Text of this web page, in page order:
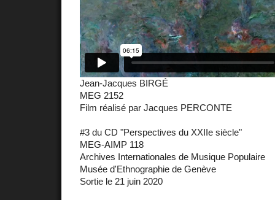
Jean-Jacques BIRGÉ
MEG 2152
Film réalisé par Jacques PERCONTE
#3 du CD "Perspectives du XXIIe siècle"
MEG-AIMP 118
Archives Internationales de Musique Populaire
Musée d'Ethnographie de Genève
Sortie le 21 juin 2020